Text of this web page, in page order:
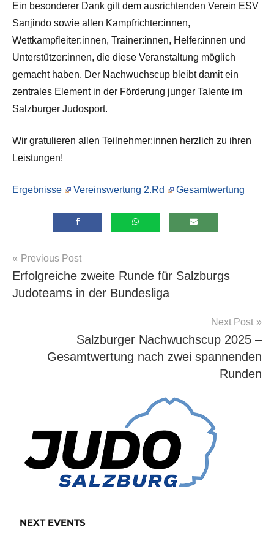
Ein besonderer Dank gilt dem ausrichtenden Verein ESV
Sanjindo sowie allen Kampfrichter:innen,
Wettkampfleiter:innen, Trainer:innen, Helfer:innen und
Unterstützer:innen, die diese Veranstaltung möglich
gemacht haben. Der Nachwuchscup bleibt damit ein
zentrales Element in der Förderung junger Talente im
Salzburger Judosport.
Wir gratulieren allen Teilnehmer:innen herzlich zu ihren
Leistungen!
Ergebnisse Vereinswertung 2.Rd Gesamtwertung
Allgemein
Beitragsnavigation
Previous Post
Erfolgreiche zweite Runde für Salzburgs
Judoteams in der Bundesliga
Next Post
Salzburger Nachwuchscup 2025 –
Gesamtwertung nach zwei spannenden
Runden
NEXT EVENTS